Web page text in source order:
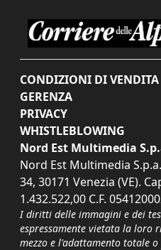
CONDIZIONI DI VENDITA
GERENZA
PRIVACY
WHISTLEBLOWING
Nord Est Multimedia
Nord Est Multimedia
34, 30171 Venezia (VE).
1.432.522,00 C.F.
I diritti delle immagini e dei
espressamente vietata la loro
mezzo e l'adattamento totale o